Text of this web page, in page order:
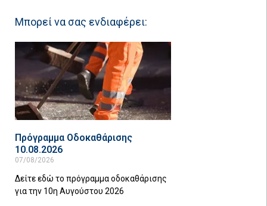
Μπορεί να σας ενδιαφέρει:
Πρόγραμμα Οδοκαθάρισης
10.08.2026
07/08/2026
Δείτε εδώ το πρόγραμμα οδοκαθάρισης
για την 10η Αυγούστου 2026